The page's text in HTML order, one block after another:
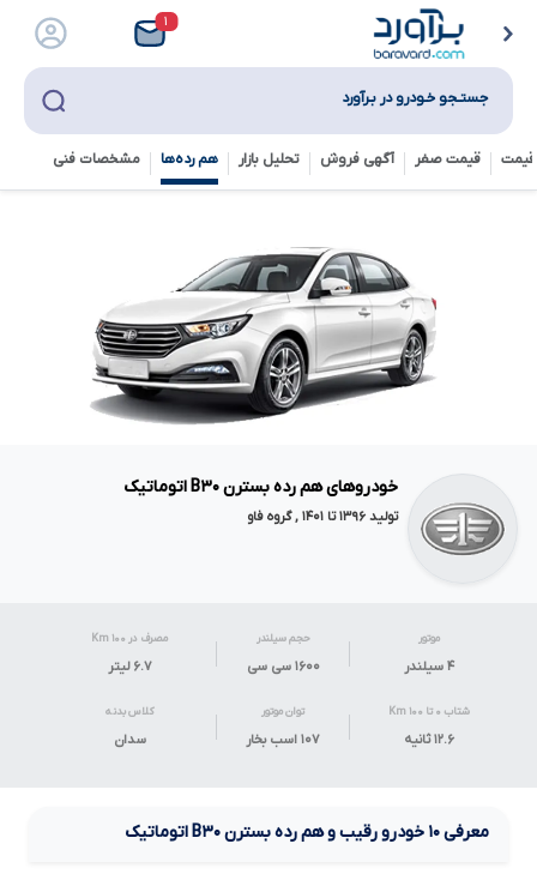
۱
جستـجو خـودرو در بـرآورد
قیمت صفر آگهی فروش تحلیل بازار هم رده‌ها‌ مشخصات فنی
خودروهای هم رده بسترن B۳۰ اتوماتیک
تولید ۱۳۹۶ تا ۱۴۰۱ , گروه فاو
موتور
۴ سیلندر
حجم سیلندر
۱۶۰۰ سی سی
مصرف در ۱۰۰ Km
۶.۷ لیتر
شتاب ۰ تا ۱۰۰ Km
۱۲.۶ ثانیه
توان موتور
۱۰۷ اسب بخار
کلاس بدنه
سدان
معرفی۱۰ خودرو رقیب و هم ردهبسترنB۳۰اتوماتیک